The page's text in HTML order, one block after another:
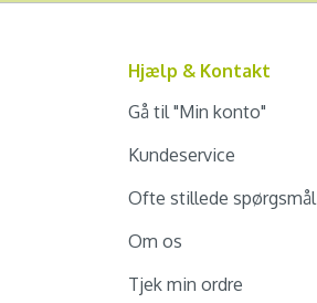
Hjælp & Kontakt
Gå til "Min konto"
Kundeservice
Ofte stillede spørgsmål
Om os
Tjek min ordre